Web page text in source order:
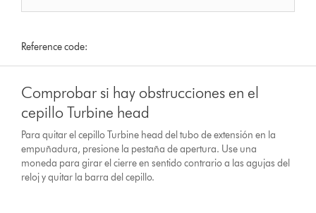
Reference code:
Comprobar si hay obstrucciones en el
cepillo Turbine head
Para quitar el cepillo Turbine head del tubo de extensión en la
empuñadura, presione la pestaña de apertura. Use una
moneda para girar el cierre en sentido contrario a las agujas del
reloj y quitar la barra del cepillo.